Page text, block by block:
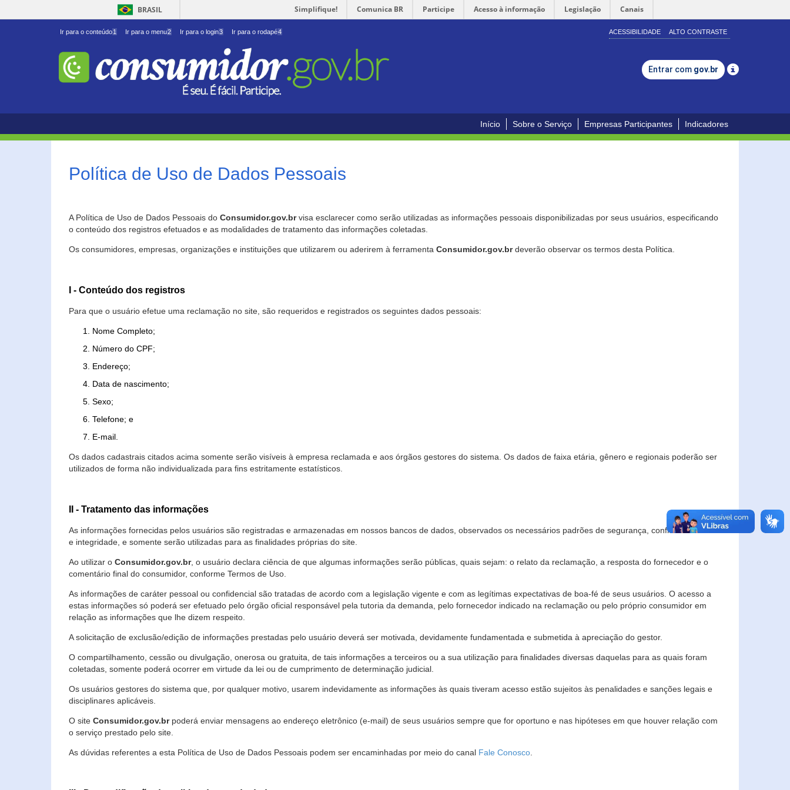
BRASIL Simplifique! Comunica BR Participe Acesso à informação Legislação Canais
Ir para o conteúdo1 Ir para o menu2 Ir para o login3 Ir para o rodapé4 ACESSIBILIDADE ALTO CONTRASTE
Entrar com gov.br
Início Sobre o Serviço Empresas Participantes Indicadores
Política de Uso de Dados Pessoais
A Política de Uso de Dados Pessoais do Consumidor.gov.brvisa esclarecer como serão utilizadas as informações pessoais disponibilizadas por seus usuários, especificando
o conteúdo dos registros efetuados e as modalidades de tratamento das informações coletadas.
Os consumidores, empresas, organizações e instituições que utilizarem ou aderirem à ferramenta Consumidor.gov.brdeverão observar os termos desta Política.
I - Conteúdo dos registros
Para que o usuário efetue uma reclamação no site, são requeridos e registrados os seguintes dados pessoais:
Nome Completo;
Número do CPF;
Endereço;
Data de nascimento;
Sexo;
Telefone; e
E-mail.
Os dados cadastrais citados acima somente serão visíveis à empresa reclamada e aos órgãos gestores do sistema. Os dados de faixa etária, gênero e regionais poderão ser
utilizados de forma não individualizada para fins estritamente estatísticos.
II - Tratamento das informações
As informações fornecidas pelos usuários são registradas e armazenadas em nossos bancos de dados, observados os necessários padrões de segurança, confidencialidade
e integridade, e somente serão utilizadas para as finalidades próprias do site.
Ao utilizar o Consumidor.gov.br, o usuário declara ciência de que algumas informações serão públicas, quais sejam: o relato da reclamação, a resposta do fornecedor e o
comentário final do consumidor, conforme Termos de Uso.
As informações de caráter pessoal ou confidencial são tratadas de acordo com a legislação vigente e com as legítimas expectativas de boa-fé de seus usuários. O acesso a
estas informações só poderá ser efetuado pelo órgão oficial responsável pela tutoria da demanda, pelo fornecedor indicado na reclamação ou pelo próprio consumidor em
relação as informações que lhe dizem respeito.
A solicitação de exclusão/edição de informações prestadas pelo usuário deverá ser motivada, devidamente fundamentada e submetida à apreciação do gestor.
O compartilhamento, cessão ou divulgação, onerosa ou gratuita, de tais informações a terceiros ou a sua utilização para finalidades diversas daquelas para as quais foram
coletadas, somente poderá ocorrer em virtude da lei ou de cumprimento de determinação judicial.
Os usuários gestores do sistema que, por qualquer motivo, usarem indevidamente as informações às quais tiveram acesso estão sujeitos às penalidades e sanções legais e
disciplinares aplicáveis.
O site Consumidor.gov.brpoderá enviar mensagens ao endereço eletrônico (e-mail) de seus usuários sempre que for oportuno e nas hipóteses em que houver relação com
o serviço prestado pelo site.
As dúvidas referentes a esta Política de Uso de Dados Pessoais podem ser encaminhadas por meio do canal Fale Conosco